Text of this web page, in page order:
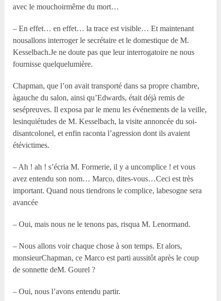
avec le mouchoirmême du mort…
– En effet… en effet… la trace est visible… Et maintenant
nousallons interroger le secrétaire et le domestique de M.
Kesselbach.Je ne doute pas que leur interrogatoire ne nous
fournisse quelquelumière.
Chapman, que l’on avait transporté dans sa propre chambre,
àgauche du salon, ainsi qu’Edwards, était déjà remis de
sesépreuves. Il exposa par le menu les événements de la veille,
lesinquiétudes de M. Kesselbach, la visite annoncée du soi-
disantcolonel, et enfin raconta l’agression dont ils avaient
étévictimes.
– Ah ! ah ! s’écria M. Formerie, il y a uncomplice ! et vous
avez entendu son nom… Marco, dites-vous…Ceci est très
important. Quand nous tiendrons le complice, labesogne sera
avancée
– Oui, mais nous ne le tenons pas, risqua M. Lenormand.
– Nous allons voir chaque chose à son temps. Et alors,
monsieurChapman, ce Marco est parti aussitôt après le coup
de sonnette deM. Gourel ?
– Oui, nous l’avons entendu partir.